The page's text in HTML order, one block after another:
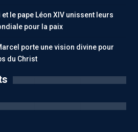
le pape Léon XIV unissent leurs
pour la paix
porte une vision divine pour
du Christ